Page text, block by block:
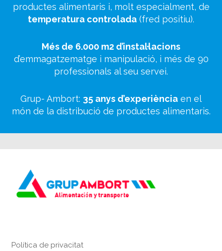
productes alimentaris i, molt especialment, de
temperatura controlada (fred positiu).
Més de 6.000 m2 d’instal·lacions
d’emmagatzematge i manipulació, i més de 90
professionals al seu servei.
Grup- Ambort: 35 anys d’experiència en el
món de la distribució de productes alimentaris.
Política de privacitat